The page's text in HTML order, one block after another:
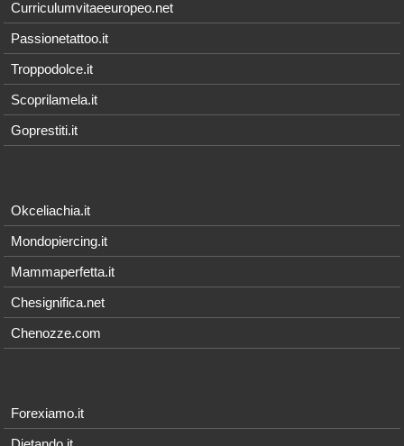
Curriculumvitaeeuropeo.net
Passionetattoo.it
Troppodolce.it
Scoprilamela.it
Goprestiti.it
Okceliachia.it
Mondopiercing.it
Mammaperfetta.it
Chesignifica.net
Chenozze.com
Forexiamo.it